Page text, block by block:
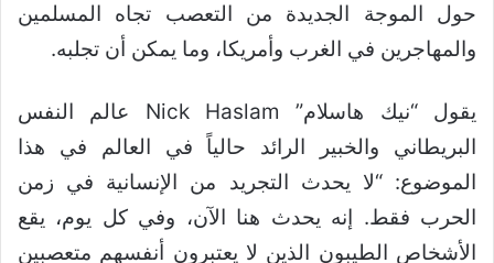
حول الموجة الجديدة من التعصب تجاه المسلمين
والمهاجرين في الغرب وأمريكا، وما يمكن أن تجلبه.
يقول “نيك هاسلام” Nick Haslam عالم النفس
البريطاني والخبير الرائد حالياً في العالم في هذا
الموضوع: “لا يحدث التجريد من الإنسانية في زمن
الحرب فقط. إنه يحدث هنا الآن، وفي كل يوم، يقع
الأشخاص الطيبون الذين لا يعتبرون أنفسهم متعصبين